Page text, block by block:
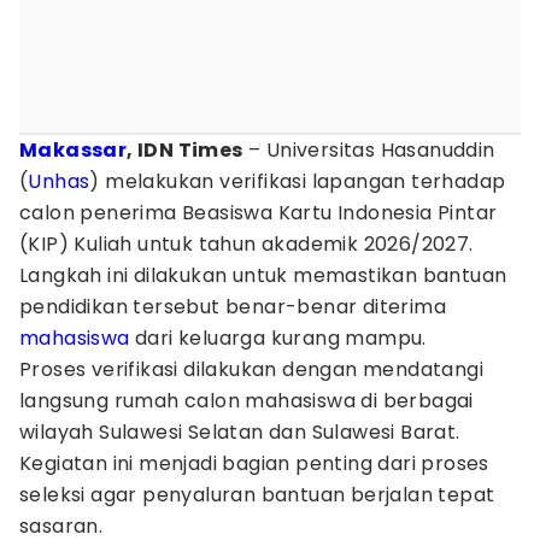
Makassar, IDN Times – Universitas Hasanuddin
(Unhas) melakukan verifikasi lapangan terhadap
calon penerima Beasiswa Kartu Indonesia Pintar
(KIP) Kuliah untuk tahun akademik 2026/2027.
Langkah ini dilakukan untuk memastikan bantuan
pendidikan tersebut benar-benar diterima
mahasiswa dari keluarga kurang mampu.
Proses verifikasi dilakukan dengan mendatangi
langsung rumah calon mahasiswa di berbagai
wilayah Sulawesi Selatan dan Sulawesi Barat.
Kegiatan ini menjadi bagian penting dari proses
seleksi agar penyaluran bantuan berjalan tepat
sasaran.